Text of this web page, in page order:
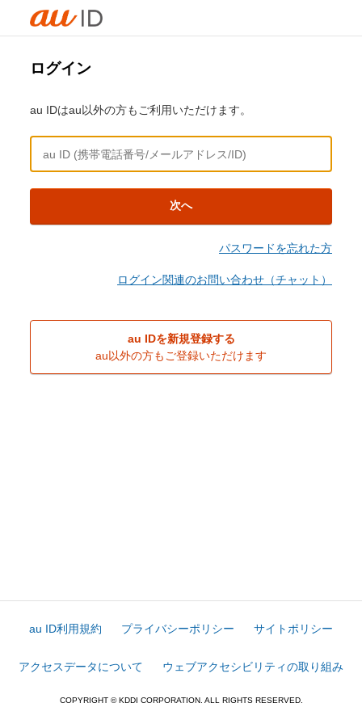
ログイン
au IDはau以外の方もご利用いただけます。
次へ
パスワードを忘れた方
ログイン関連のお問い合わせ（チャット）
au IDを新規登録する
au以外の方もご登録いただけます
au ID利用規約 プライバシーポリシー サイトポリシー
アクセスデータについて ウェブアクセシビリティの取り組み
COPYRIGHT © KDDI CORPORATION. ALL RIGHTS RESERVED.